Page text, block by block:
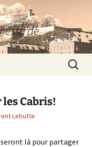
de
Cabris!
Lebutte
là pour partager